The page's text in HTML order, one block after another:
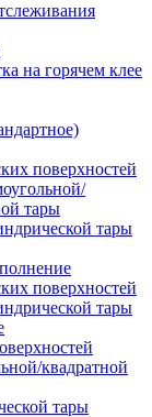
на горячем клее
поверхностей
тары
тары
поверхностей
тары
квадратной
тaры